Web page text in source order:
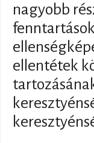
nagyobb
ellentétek